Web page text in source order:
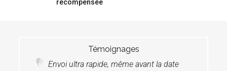
récompensée
Témoignages
Envoi ultra rapide, même avant la date